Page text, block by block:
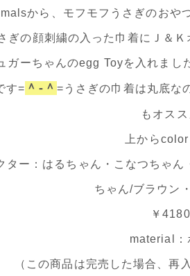
から、モフモフうさぎのおや
ぎの顔刺繍の入った巾着にＪ＆
ガーちゃんのegg Toyを入れま
す= ＾-＾ =うさぎの巾着は丸底な
もオス
上から
ター：はるちゃん・こなつちゃ
ちゃん/ブラウン
￥
material：
（この商品は完売した場合、再